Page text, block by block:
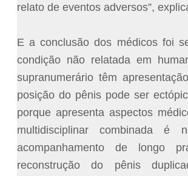
relato de eventos adversos”,
E a conclusão dos médicos foi
condição não relatada em
supranumerário têm
posição do pênis pode ser
porque apresenta aspectos
multidisciplinar combinada
acompanhamento de longo
reconstrução do pênis